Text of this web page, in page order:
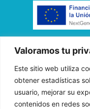
Valoramos tu
Este sitio web utiliza
obtener estadísticas
usuario, mejorar su
contenidos en redes
«FADE AND
Unión Europea
Andalucía 2014-
la Unión a la
compensar el
electricidad a